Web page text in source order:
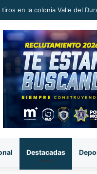
del Tejido Social, Invita
Destacadas